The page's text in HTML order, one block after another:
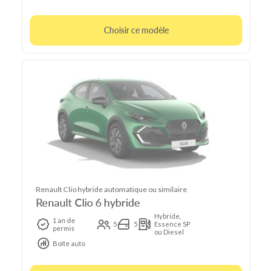
Choisir ce modèle
Renault Clio hybride automatique ou similaire
Renault Clio 6 hybride
1 an de
permis
5 5
Hybride,
Essence SP
ou Diesel
Boîte auto